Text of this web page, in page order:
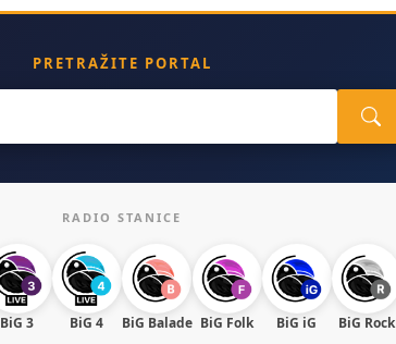
PRETRAŽITE PORTAL
RADIO STANICE
BiG 3 BiG 4 BiG Balade BiG Folk BiG iG BiG Rock